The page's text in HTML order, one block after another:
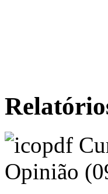
Opinião